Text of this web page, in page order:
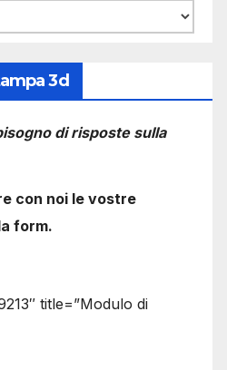
3d
di risposte sulla
con noi le vostre
form.
title=”Modulo di